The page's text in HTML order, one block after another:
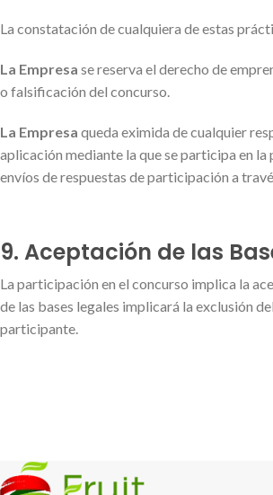
La constatación de cualquiera de estas
La Empresa se reserva el derecho de
o falsificación del concurso.
La Empresa queda eximida de cualquier
aplicación mediante la que se participa en
envíos de respuestas de participación a
9. Aceptación de las
La participación en el concurso implica la
de las bases legales implicará la exclusión
participante.